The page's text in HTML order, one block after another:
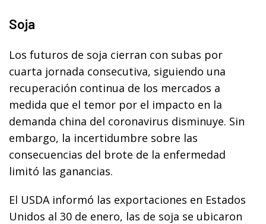
Soja
Los futuros de soja cierran con subas por
cuarta jornada consecutiva, siguiendo una
recuperación continua de los mercados a
medida que el temor por el impacto en la
demanda china del coronavirus disminuye. Sin
embargo, la incertidumbre sobre las
consecuencias del brote de la enfermedad
limitó las ganancias.
El USDA informó las exportaciones en Estados
Unidos al 30 de enero, las de soja se ubicaron